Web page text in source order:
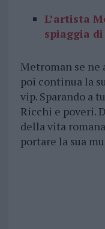
L’artista
spiaggia
Metroman se ne
poi continua la
vip. Sparando a
Ricchi e poveri.
della vita
portare la sua